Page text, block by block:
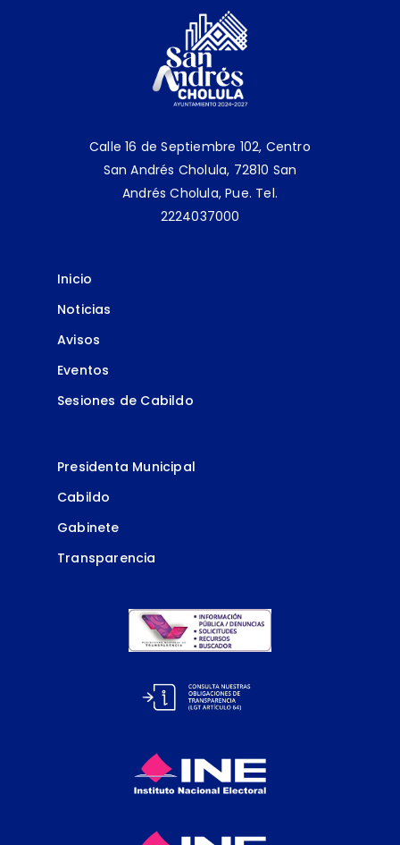
Calle 16 de Septiembre 102, Centro
San Andrés Cholula, 72810 San
Andrés Cholula, Pue. Tel.
2224037000
Inicio
Noticias
Avisos
Eventos
Sesiones de Cabildo
Presidenta Municipal
Cabildo
Gabinete
Transparencia